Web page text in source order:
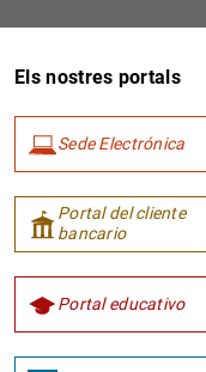
Els nostres portals
Sede Electrónica
Portal del cliente
bancario
Portal educativo